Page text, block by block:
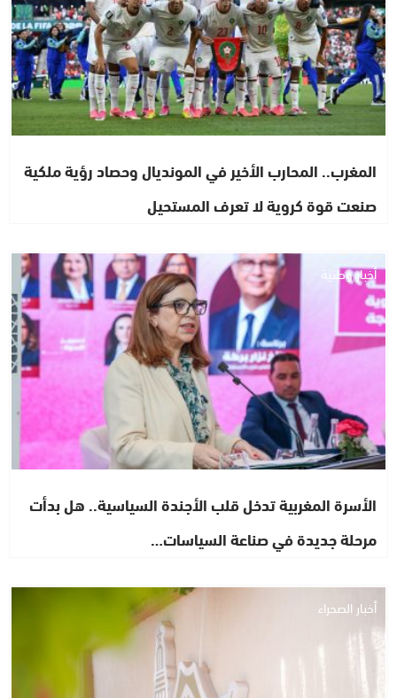
المغرب.. المحارب الأخير في المونديال وحصاد رؤية ملكية
صنعت قوة كروية لا تعرف المستحيل
أخبار وطنية
الأسرة المغربية تدخل قلب الأجندة السياسية.. هل بدأت
مرحلة جديدة في صناعة السياسات…
أخبار الصحراء